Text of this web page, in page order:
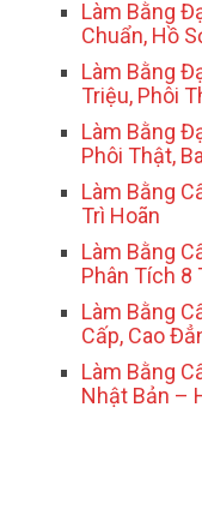
Làm Bằng
Chuẩn, Hồ
Làm Bằng
Triệu, Phôi
Làm Bằng
Phôi Thật,
Làm Bằng
Trì Hoãn
Làm Bằng
Phân Tích 8
Làm Bằng
Cấp, Cao
Làm Bằng
Nhật Bản –